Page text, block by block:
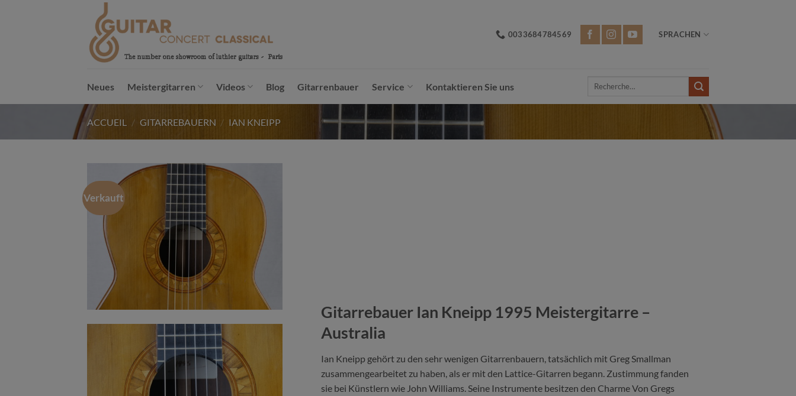
0033684784569 SPRACHEN
Neues Meistergitarren Videos Blog Gitarrenbauer Service Kontaktieren Sie uns
Recherche
ACCUEIL / GITARREBAUERN / IAN KNEIPP
Verkauft
Gitarrebauer Ian Kneipp 1995 Meistergitarre –
Australia
Ian Kneipp gehört zu den sehr wenigen Gitarrenbauern, tatsächlich mit Greg Smallman
zusammengearbeitet zu haben, als er mit den Lattice-Gitarren begann. Zustimmung fanden
sie bei Künstlern wie John Williams. Seine Instrumente besitzen den Charme Von Gregs